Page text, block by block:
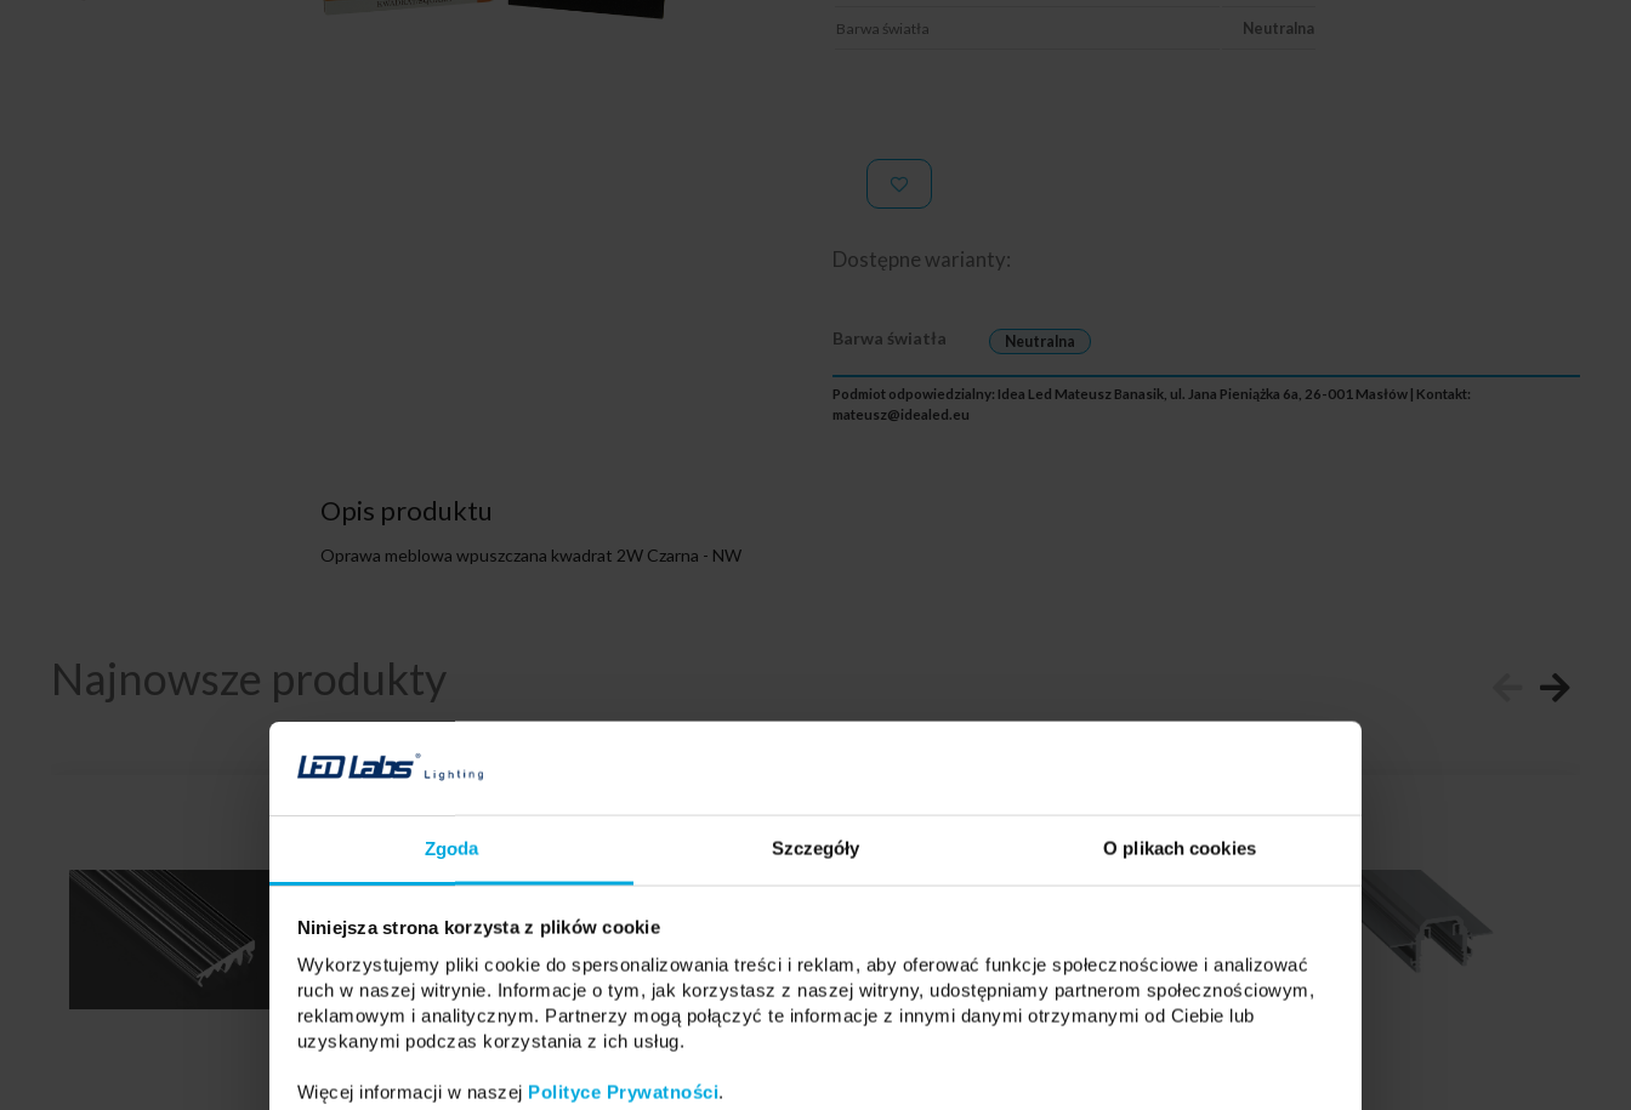
Zgoda Szczegóły O plikach cookies
Niniejsza strona korzysta z plików cookie
Wykorzystujemy pliki cookie do spersonalizowania treści i reklam, aby oferować funkcje społecznościowe i analizować
ruch w naszej witrynie. Informacje o tym, jak korzystasz z naszej witryny, udostępniamy partnerom społecznościowym,
reklamowym i analitycznym. Partnerzy mogą połączyć te informacje z innymi danymi otrzymanymi od Ciebie lub
uzyskanymi podczas korzystania z ich usług.
Więcej informacji w naszej Polityce Prywatności.
Barwa światła Neutralna
Dostępne warianty:
Barwa światła Neutralna
Podmiot odpowiedzialny: Idea Led Mateusz Banasik, ul. Jana Pieniążka 6a, 26-001 Masłów | Kontakt:
mateusz@idealed.eu
Opis produktu
Oprawa meblowa wpuszczana kwadrat 2W Czarna - NW
Najnowsze produkty